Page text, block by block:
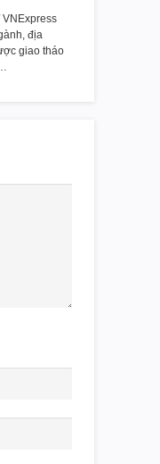
VNExpress
địa
giao tháo